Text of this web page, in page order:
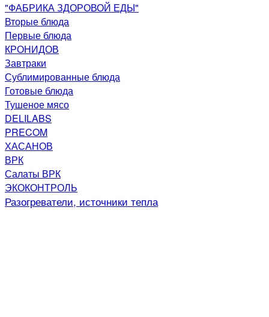
"ФАБРИКА ЗДОРОВОЙ ЕДЫ"
Вторые блюда
Первые блюда
КРОНИДОВ
Завтраки
Сублимированные блюда
Готовые блюда
Тушеное мясо
DELILABS
PRECOM
ХАСАНОВ
ВРК
Салаты ВРК
ЭКОКОНТРОЛЬ
Разогреватели, источники тепла